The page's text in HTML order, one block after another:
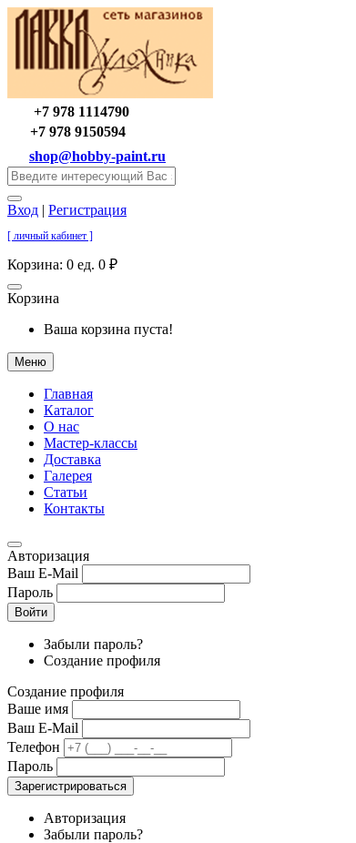
+7 978 1114790
+7 978 9150594
shop@hobby-paint.ru
Вход | Регистрация
[ личный кабинет ]
Корзина: 0 ед. 0 ₽
Корзина
Ваша корзина пуста!
Меню
Главная
Каталог
О нас
Мастер-классы
Доставка
Галерея
Статьи
Контакты
Авторизация
Ваш E-Mail
Пароль
Войти
Забыли пароль?
Создание профиля
Создание профиля
Ваше имя
Ваш E-Mail
Телефон
Пароль
Зарегистрироваться
Авторизация
Забыли пароль?